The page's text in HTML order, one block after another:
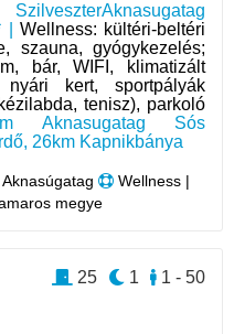
| Wellness: kültéri-beltéri
szauna, gyógykezelés;
bár, WIFI, klimatizált
nyári kert, sportpályák
tenisz), parkoló
Aknasugatag Sós
26km Kapnikbánya
Aknasúgatag
Wellness |
megye
1 - 50
1
25